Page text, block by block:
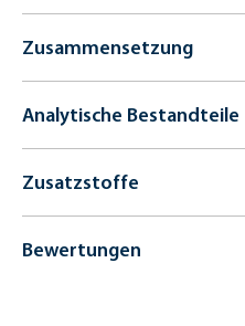
Zusammensetzung
Analytische Bestandteile
Zusatzstoffe
Bewertungen